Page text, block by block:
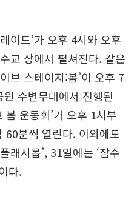
이드’가 오후 4시와 오후
교 상에서 펼쳐진다. 같은
브 스테이지:봄’이 오후 7
수변무대에서 진행된
봄 운동회’가 오후 1시부
60분씩 열린다. 이외에도
래시몹’, 31일에는 ‘잠수
다.